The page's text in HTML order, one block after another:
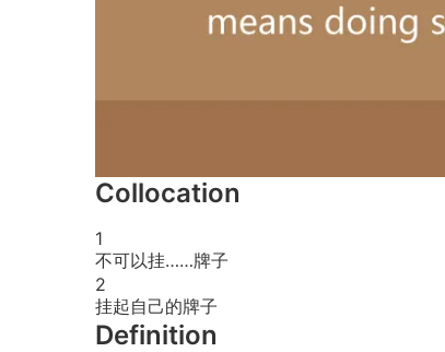
Collocation
1
不可以挂……牌子
2
挂起自己的牌子
Definition